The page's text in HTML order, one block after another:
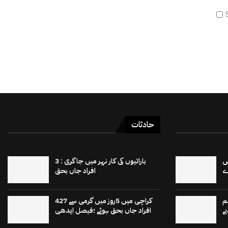
حادثات
باراتیوں کی کار نہر میں جاگری : 3
افراد جاں بحق
کراچی میں 5روز میں گرمی سے 427
افراد جاں بحق ہوئے ؛فیصل ایدھی
برٹش